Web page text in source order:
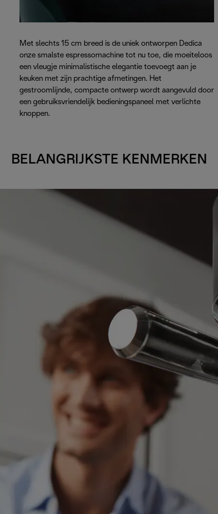
Met slechts 15 cm breed is de uniek ontworpen Dedica
onze smalste espressomachine tot nu toe, die moeiteloos
een vleugje minimalistische elegantie toevoegt aan je
keuken met zijn prachtige afmetingen. Het
gestroomlijnde, compacte ontwerp wordt aangevuld door
een gebruiksvriendelijk bedieningspaneel met verlichte
knoppen.
BELANGRIJKSTE KENMERKEN